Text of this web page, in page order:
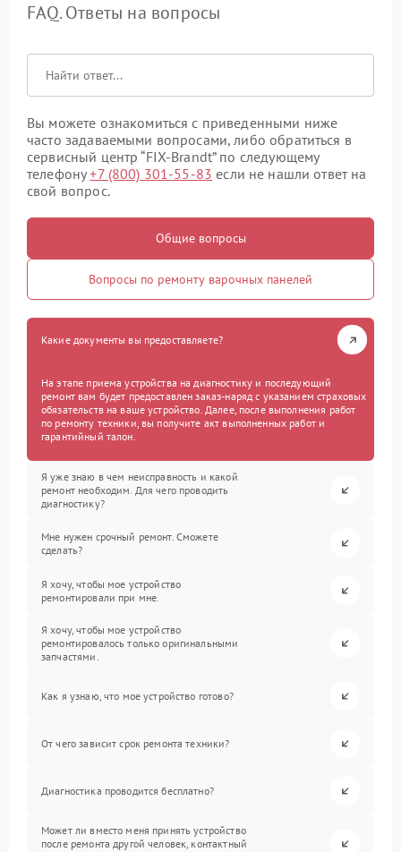
FAQ. Ответы на вопросы
Вы можете ознакомиться с приведенными ниже
часто задаваемыми вопросами, либо обратиться в
сервисный центр “FIX-Brandt” по следующему
телефону+7 (800) 301-55-83 если не нашли ответ на
свой вопрос.
Общие вопросы
Вопросы по ремонту варочных панелей
Какие документы вы предоставляете?
На этапе приема устройства на диагностику и последующий
ремонт вам будет предоставлен заказ-наряд с указанием страховых
обязательств на ваше устройство. Далее, после выполнения работ
по ремонту техники, вы получите акт выполненных работ и
гарантийный талон.
Я уже знаю в чем неисправность и какой
ремонт необходим. Для чего проводить
диагностику?
Мне нужен срочный ремонт. Сможете
сделать?
Я хочу, чтобы мое устройство
ремонтировали при мне.
Я хочу, чтобы мое устройство
ремонтировалось только оригинальными
запчастями.
Как я узнаю, что мое устройство готово?
От чего зависит срок ремонта техники?
Диагностика проводится бесплатно?
Может ли вместо меня принять устройство
после ремонта другой человек, контактный